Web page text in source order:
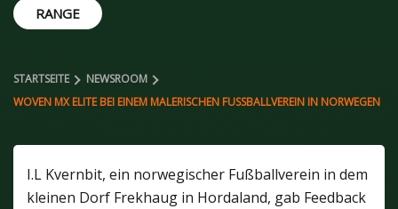
RANGE
STARTSEITE
NEWSROOM
WOVEN MX ELITE BEI EINEM MALERISCHEN FUSSBALLVEREIN IN NORWEGEN
I.L Kvernbit, ein norwegischer Fußballverein in dem
kleinen Dorf Frekhaug in Hordaland, gab Feedback